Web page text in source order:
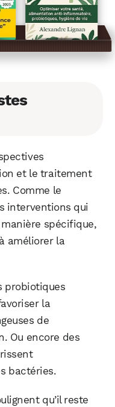
et le traitement
Comme le
interventions qui
spécifique,
améliorer la
probiotiques
la
de
Ou encore des
bactéries.
qu’il reste
Email